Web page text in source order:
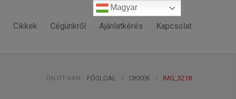
Cikkek Cégünkről Ajánlatkérés Kapcsolat
ÖN ITT VAN: FŐOLDAL / CIKKEK / IMG_3218
Magyar